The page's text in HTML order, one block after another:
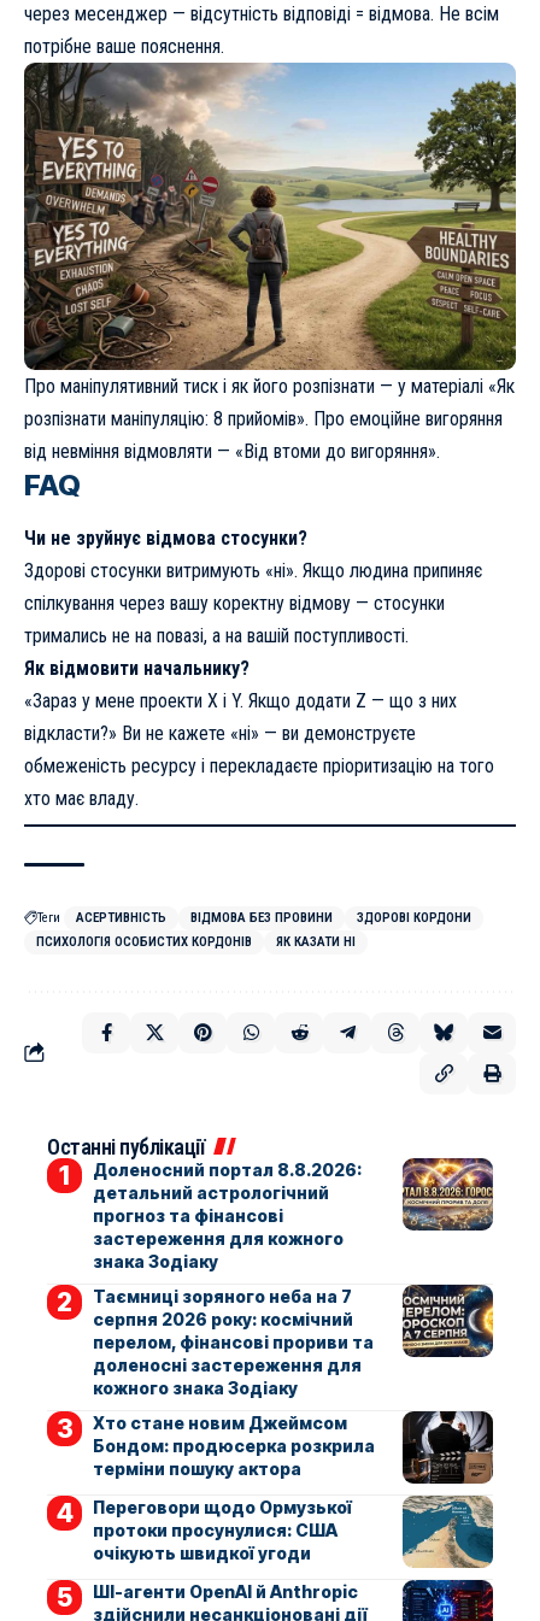
через месенджер — відсутність відповіді = відмова. Не всім
потрібне ваше пояснення.
Про маніпулятивний тиск і як його розпізнати — у матеріалі «Як
розпізнати маніпуляцію: 8 прийомів». Про емоційне вигоряння
від невміння відмовляти — «Від втоми до вигоряння».
FAQ
Чи не зруйнує відмова стосунки?
Здорові стосунки витримують «ні». Якщо людина припиняє
спілкування через вашу коректну відмову — стосунки
тримались не на повазі, а на вашій поступливості.
Як відмовити начальнику?
«Зараз у мене проекти X і Y. Якщо додати Z — що з них
відкласти?» Ви не кажете «ні» — ви демонструєте
обмеженість ресурсу і перекладаєте пріоритизацію на того
хто має владу.
Теги АСЕРТИВНІСТЬ ВІДМОВА БЕЗ ПРОВИНИ
ЗДОРОВІ КОРДОНИ
ПСИХОЛОГІЯ ОСОБИСТИХ КОРДОНІВ
ЯК КАЗАТИ НІ
Останні публікації
Доленосний портал 8.8.2026:
детальний астрологічний
прогноз та фінансові
застереження для кожного
знака Зодіаку
Таємниці зоряного неба на 7
серпня 2026 року: космічний
перелом, фінансові прориви та
доленосні застереження для
кожного знака Зодіаку
Хто стане новим Джеймсом
Бондом: продюсерка розкрила
терміни пошуку актора
Переговори щодо Ормузької
протоки просунулися: США
очікують швидкої угоди
ШІ-агенти OpenAI й Anthropic
здійснили несанкціоновані дії